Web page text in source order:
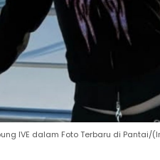
IVE dalam Foto Terbaru di Pantai/